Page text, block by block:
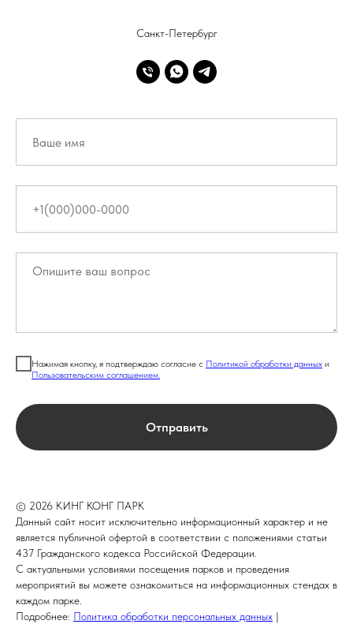
Санкт-Петербург
Нажимая кнопку, я подтверждаю согласие с Политикой обработки данных и
Пользовательским соглашением.
Отправить
© 2026 КИНГ КОНГ ПАРК
Данный сайт носит исключительно информационный характер и не
является публичной офертой в соответствии с положениями статьи
437 Гражданского кодекса Российской Федерации.
С актуальными условиями посещения парков и проведения
мероприятий вы можете ознакомиться на информационных стендах в
каждом парке.
Подробнее: Политика обработки персональных данных |